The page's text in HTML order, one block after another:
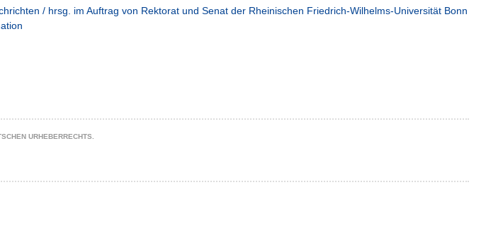
/ hrsg. im Auftrag von Rektorat und Senat der Rheinischen Friedrich-Wilhelms-Universität Bonn
URHEBERRECHTS.